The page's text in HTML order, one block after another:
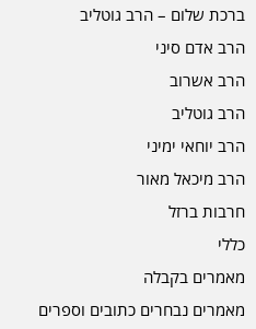
ברכת שלום – הרב גוטליב
הרב אדם סיני
הרב אשרוב
הרב גוטליב
הרב יוחאי ימיני
הרב מיכאל מאור
חרבות ברזל
כללי
מאמרים בקבלה
מאמרים נבחרים כתובים וספרים